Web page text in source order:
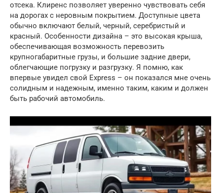
отсека. Клиренс позволяет уверенно чувствовать себя
на дорогах с неровным покрытием. Доступные цвета
обычно включают белый, черный, серебристый и
красный. Особенности дизайна – это высокая крыша,
обеспечивающая возможность перевозить
крупногабаритные грузы, и большие задние двери,
облегчающие погрузку и разгрузку. Я помню, как
впервые увидел свой Express – он показался мне очень
солидным и надежным, именно таким, каким и должен
быть рабочий автомобиль.